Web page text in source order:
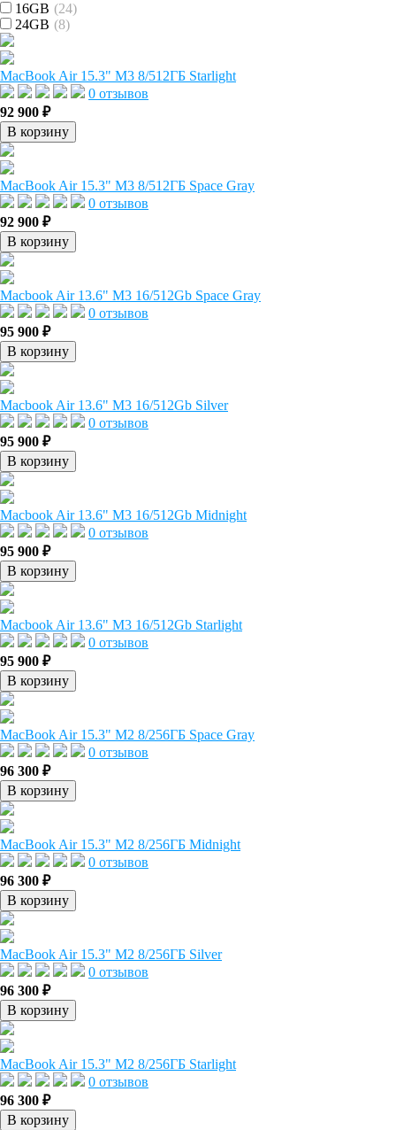
16GB (24)
24GB (8)
MacBook Air 15.3" M3 8/512ГБ Starlight
0 отзывов
92 900 ₽
В корзину
MacBook Air 15.3" M3 8/512ГБ Space Gray
0 отзывов
92 900 ₽
В корзину
Macbook Air 13.6" M3 16/512Gb Space Gray
0 отзывов
95 900 ₽
В корзину
Macbook Air 13.6" M3 16/512Gb Silver
0 отзывов
95 900 ₽
В корзину
Macbook Air 13.6" M3 16/512Gb Midnight
0 отзывов
95 900 ₽
В корзину
Macbook Air 13.6" M3 16/512Gb Starlight
0 отзывов
95 900 ₽
В корзину
MacBook Air 15.3" M2 8/256ГБ Space Gray
0 отзывов
96 300 ₽
В корзину
MacBook Air 15.3" M2 8/256ГБ Midnight
0 отзывов
96 300 ₽
В корзину
MacBook Air 15.3" M2 8/256ГБ Silver
0 отзывов
96 300 ₽
В корзину
MacBook Air 15.3" M2 8/256ГБ Starlight
0 отзывов
96 300 ₽
В корзину